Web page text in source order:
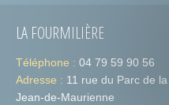
LA FOURMILIÈRE
Téléphone : 04 79 59 90 56
Adresse : 11 rue du Parc de la
Jean-de-Maurienne